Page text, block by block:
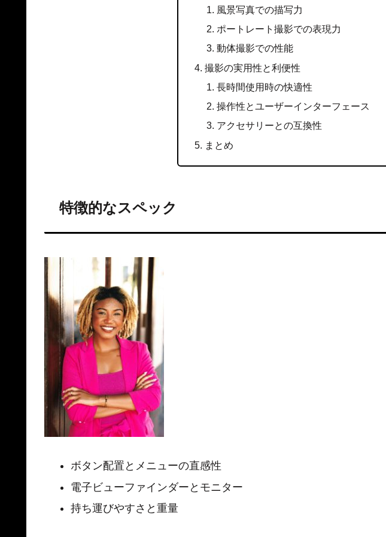
風景写真での描写力
ポートレート撮影での表現力
動体撮影での性能
撮影の実用性と利便性
長時間使用時の快適性
操作性とユーザーインターフェース
アクセサリーとの互換性
まとめ
特徴的なスペック
ボタン配置とメニューの直感性
電子ビューファインダーとモニター
持ち運びやすさと重量